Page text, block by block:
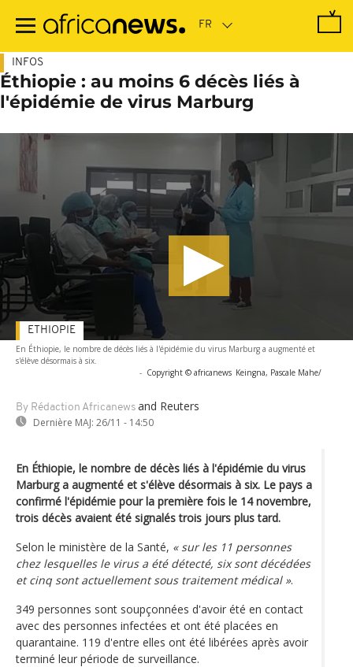
contenu
INFOS
Éthiopie : au moins 6 décès liés à
l'épidémie de virus Marburg
En Éthiopie, le nombre de décès liés à l'épidémie du virus Marburg a augmenté et
s'élève désormais à six.
- Copyright © africanews Keingna, Pascale Mahe/
By Rédaction Africanews and Reuters
Dernière MAJ: 26/11 - 14:50
ETHIOPIE
En Éthiopie, le nombre de décès liés à l'épidémie du virus
Marburg a augmenté et s'élève désormais à six. Le pays a
confirmé l'épidémie pour la première fois le 14 novembre,
trois décès avaient été signalés trois jours plus tard.
Selon le ministère de la Santé, « sur les 11 personnes
chez lesquelles le virus a été détecté, six sont décédées
et cinq sont actuellement sous traitement médical ».
349 personnes sont soupçonnées d'avoir été en contact
avec des personnes infectées et ont été placées en
quarantaine. 119 d'entre elles ont été libérées après avoir
terminé leur période de surveillance.